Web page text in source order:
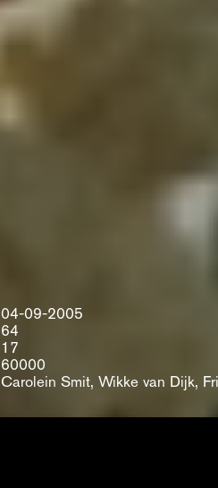
04-09-2005
64
17
60000
Carolein Smit, Wikke van Dijk,